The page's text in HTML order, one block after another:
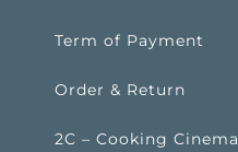
Term of Payment
Order & Return
2C – Cooking Cinema